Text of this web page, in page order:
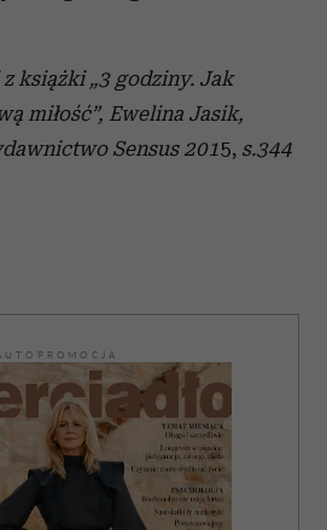
te informacje z innymi danymi
książki „3 godziny. Jak
miłość”, Ewelina Jasik,
Sensus 2015, s.344